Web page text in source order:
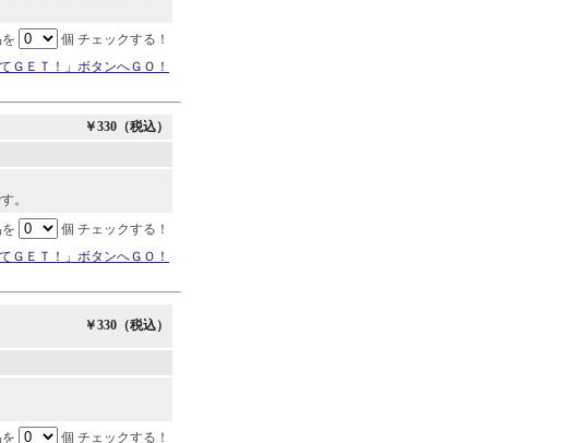
個 チェックする！
ＧＥＴ！」ボタンへＧＯ！
￥330（税込）
。
個 チェックする！
ＧＥＴ！」ボタンへＧＯ！
￥330（税込）
個 チェックする！